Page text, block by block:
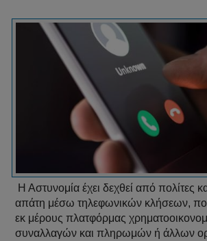
Η Αστυνομία έχει δεχθεί από πολίτες
απάτη μέσω τηλεφωνικών κλήσεων,
εκ μέρους πλατφόρμας
συναλλαγών και πληρωμών ή άλλων